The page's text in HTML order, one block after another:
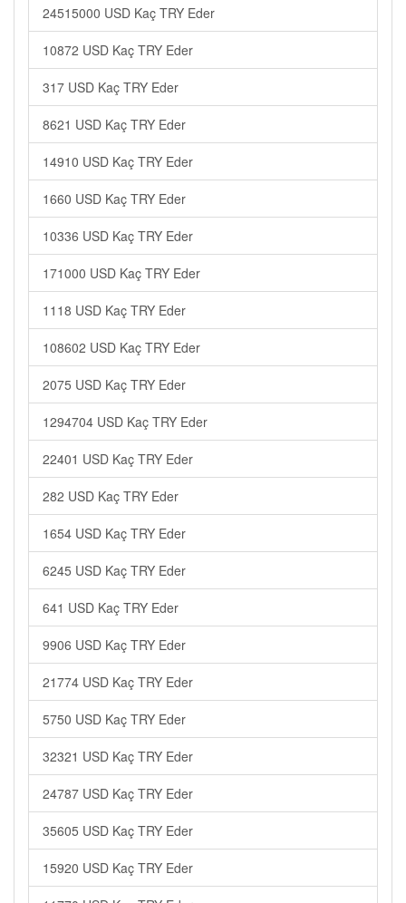
24515000 USD Kaç TRY Eder
10872 USD Kaç TRY Eder
317 USD Kaç TRY Eder
8621 USD Kaç TRY Eder
14910 USD Kaç TRY Eder
1660 USD Kaç TRY Eder
10336 USD Kaç TRY Eder
171000 USD Kaç TRY Eder
1118 USD Kaç TRY Eder
108602 USD Kaç TRY Eder
2075 USD Kaç TRY Eder
1294704 USD Kaç TRY Eder
22401 USD Kaç TRY Eder
282 USD Kaç TRY Eder
1654 USD Kaç TRY Eder
6245 USD Kaç TRY Eder
641 USD Kaç TRY Eder
9906 USD Kaç TRY Eder
21774 USD Kaç TRY Eder
5750 USD Kaç TRY Eder
32321 USD Kaç TRY Eder
24787 USD Kaç TRY Eder
35605 USD Kaç TRY Eder
15920 USD Kaç TRY Eder